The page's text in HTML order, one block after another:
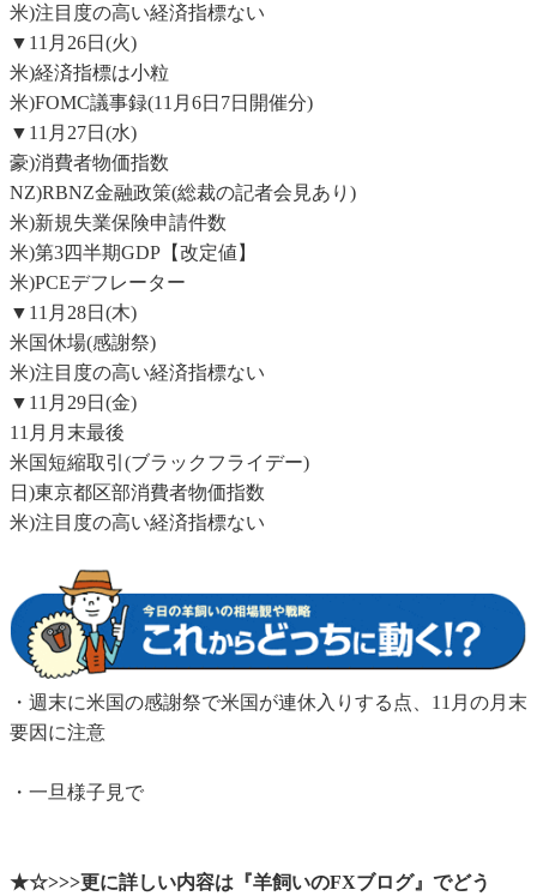
米)注目度の高い経済指標ない
▼11月26日(火)
米)経済指標は小粒
米)FOMC議事録(11月6日7日開催分)
▼11月27日(水)
豪)消費者物価指数
NZ)RBNZ金融政策(総裁の記者会見あり)
米)新規失業保険申請件数
米)第3四半期GDP【改定値】
米)PCEデフレーター
▼11月28日(木)
米国休場(感謝祭)
米)注目度の高い経済指標ない
▼11月29日(金)
11月月末最後
米国短縮取引(ブラックフライデー)
日)東京都区部消費者物価指数
米)注目度の高い経済指標ない
・週末に米国の感謝祭で米国が連休入りする点、11月の月末
要因に注意
・一旦様子見で
★☆>>>更に詳しい内容は『羊飼いのFXブログ』でどう